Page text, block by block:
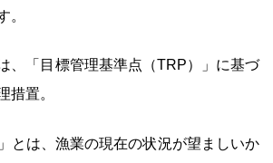
。
、「目標管理基準点（TRP）」に基づ
措置。
とは、漁業の現在の状況が望ましいか